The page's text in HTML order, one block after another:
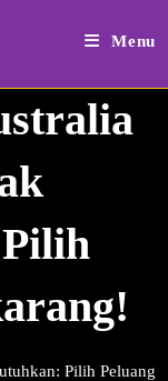
Menu
Pilih